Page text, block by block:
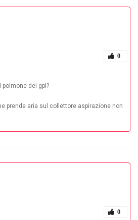
0
del gpl?
prende aria sul collettore aspirazione non
0